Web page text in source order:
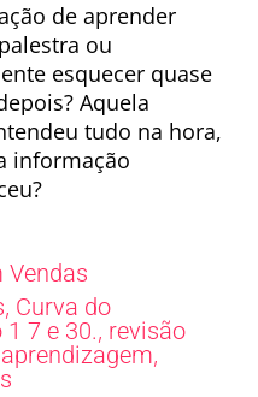
de aprender
ou
esquecer quase
Aquela
tudo na hora,
informação
Vendas
, Curva do
7 e 30., revisão
,